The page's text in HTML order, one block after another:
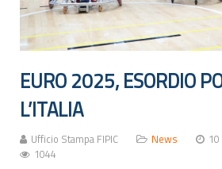
EURO 2025, ESORDIO
L’ITALIA
Ufficio Stampa FIPIC News
1044